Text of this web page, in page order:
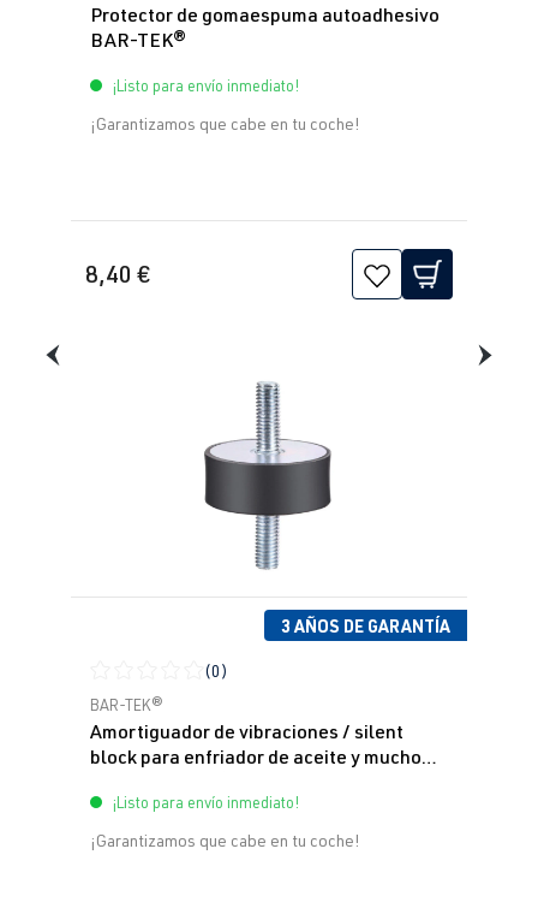
Protector de gomaespuma autoadhesivo
BAR-TEK®
¡Listo para envío inmediato!
¡Garantizamos que cabe en tu coche!
8,40 €
3 AÑOS DE GARANTÍA
Calificación promedio de 0 de 5 estrellas
(0)
BAR-TEK®
Amortiguador de vibraciones / silent
block para enfriador de aceite y mucho
¡Listo para envío inmediato!
¡Garantizamos que cabe en tu coche!